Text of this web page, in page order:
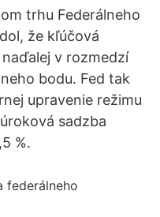
trhu Federálneho
že kľúčová
v rozmedzí
bodu. Fed tak
upravenie režimu
sadzba
%.